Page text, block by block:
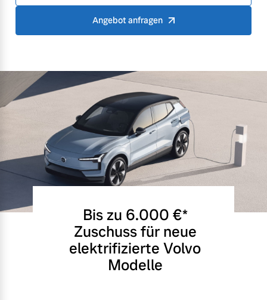
Angebot anfragen
Bis zu 6.000 €⁠*
Zuschuss für neue
elektrifizierte Volvo
Modelle